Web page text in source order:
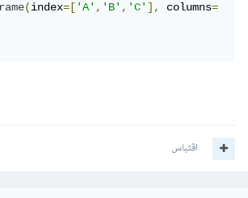
(index=['A','B','C'], columns=
اقتباس